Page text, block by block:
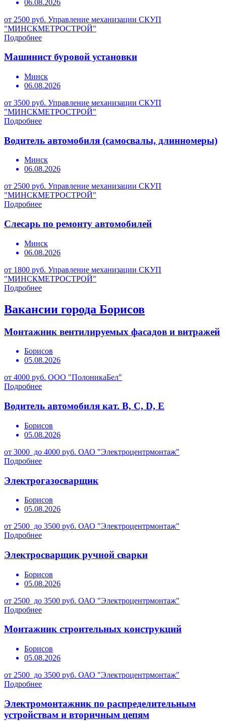
06.08.2026
от 2500 руб. Управление механизации СКУП
"МИНСКМЕТРОСТРОЙ"
Подробнее
Машинист буровой установки
Минск
06.08.2026
от 3500 руб. Управление механизации СКУП
"МИНСКМЕТРОСТРОЙ"
Подробнее
Водитель автомобиля (самосвалы, длинномеры)
Минск
06.08.2026
от 2500 руб. Управление механизации СКУП
"МИНСКМЕТРОСТРОЙ"
Подробнее
Слесарь по ремонту автомобилей
Минск
06.08.2026
от 1800 руб. Управление механизации СКУП
"МИНСКМЕТРОСТРОЙ"
Подробнее
Вакансии города Борисов
Монтажник вентилируемых фасадов и витражей
Борисов
05.08.2026
от 4000 руб. ООО "ПолоникаБел"
Подробнее
Водитель автомобиля кат. В, С, D, Е
Борисов
05.08.2026
от 3000 до 4000 руб. ОАО "Электроцентрмонтаж"
Подробнее
Электрогазосварщик
Борисов
05.08.2026
от 2500 до 3500 руб. ОАО "Электроцентрмонтаж"
Подробнее
Электросварщик ручной сварки
Борисов
05.08.2026
от 2500 до 3500 руб. ОАО "Электроцентрмонтаж"
Подробнее
Монтажник строительных конструкций
Борисов
05.08.2026
от 2500 до 3500 руб. ОАО "Электроцентрмонтаж"
Подробнее
Электромонтажник по распределительным
устройствам и вторичным цепям